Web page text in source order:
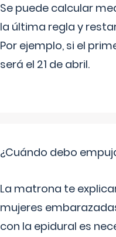
Se puede calcular
la última regla y
Por ejemplo, si el
será el 21 de abril.
¿Cuándo debo
La matrona te
mujeres
con la epidural es